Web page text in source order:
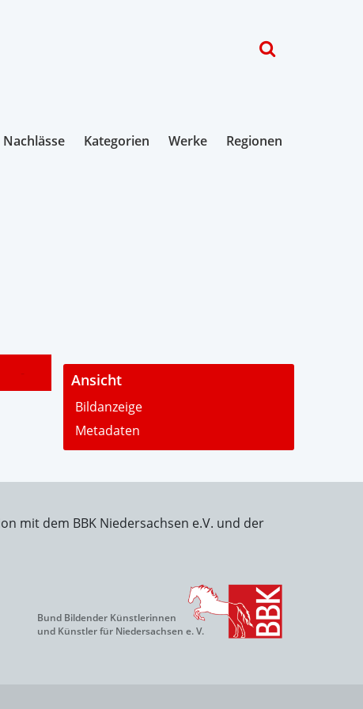
Nachlässe Kategorien Werke Regionen
- Ansicht
Bildanzeige
Metadaten
mit dem BBK Niedersachsen e.V. und der
Bund Bildender Künstlerinnen
und Künstler für Niedersachsen e. V.